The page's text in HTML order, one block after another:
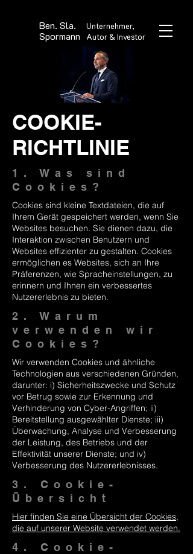
Ben. Sla.
Spormann
Unternehmer,
Autor & Investor
COOKIE-
RICHTLINIE
1. Was sind
Cookies?
Cookies sind kleine Textdateien, die auf
Ihrem Gerät gespeichert werden, wenn Sie
Websites besuchen. Sie dienen dazu, die
Interaktion zwischen Benutzern und
Websites effizienter zu gestalten. Cookies
ermöglichen es Websites, sich an Ihre
Präferenzen, wie Spracheinstellungen, zu
erinnern und Ihnen ein verbessertes
Nutzererlebnis zu bieten.
2. Warum
verwenden wir
Cookies?
Wir verwenden Cookies und ähnliche
Technologien aus verschiedenen Gründen,
darunter: i) Sicherheitszwecke und Schutz
vor Betrug sowie zur Erkennung und
Verhinderung von Cyber-Angriffen; ii)
Bereitstellung ausgewählter Dienste; iii)
Überwachung, Analyse und Verbesserung
der Leistung, des Betriebs und der
Effektivität unserer Dienste; und iv)
Verbesserung des Nutzererlebnisses.
3. Cookie-
Übersicht
Hier finden Sie eine Übersicht der Cookies,
die auf unserer Website verwendet werden.
4. Cookie-